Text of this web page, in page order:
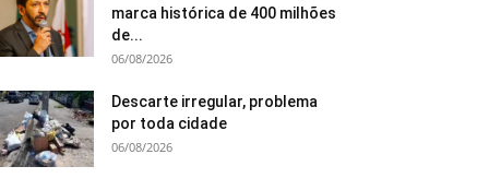
marca histórica de 400 milhões
de...
06/08/2026
Descarte irregular, problema
por toda cidade
06/08/2026